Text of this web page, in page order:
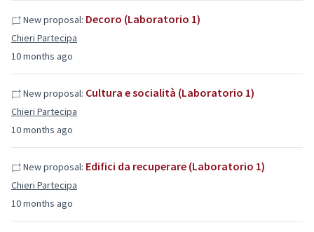
10 months ago
New proposal: Decoro (Laboratorio 1)
Chieri Partecipa
10 months ago
New proposal: Cultura e socialità (Laboratorio 1)
Chieri Partecipa
10 months ago
New proposal: Edifici da recuperare (Laboratorio 1)
Chieri Partecipa